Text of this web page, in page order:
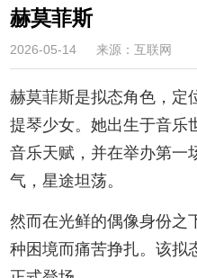
赫莫菲斯
2026-05-14 来源：互联网
赫莫菲斯是拟态角色，定
提琴少女。她出生于音乐
音乐天赋，并在举办第一
气，星途坦荡。
然而在光鲜的偶像身份之
种困境而痛苦挣扎。该拟